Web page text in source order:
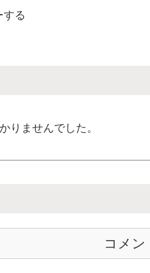
る
りませんでした。
コメン